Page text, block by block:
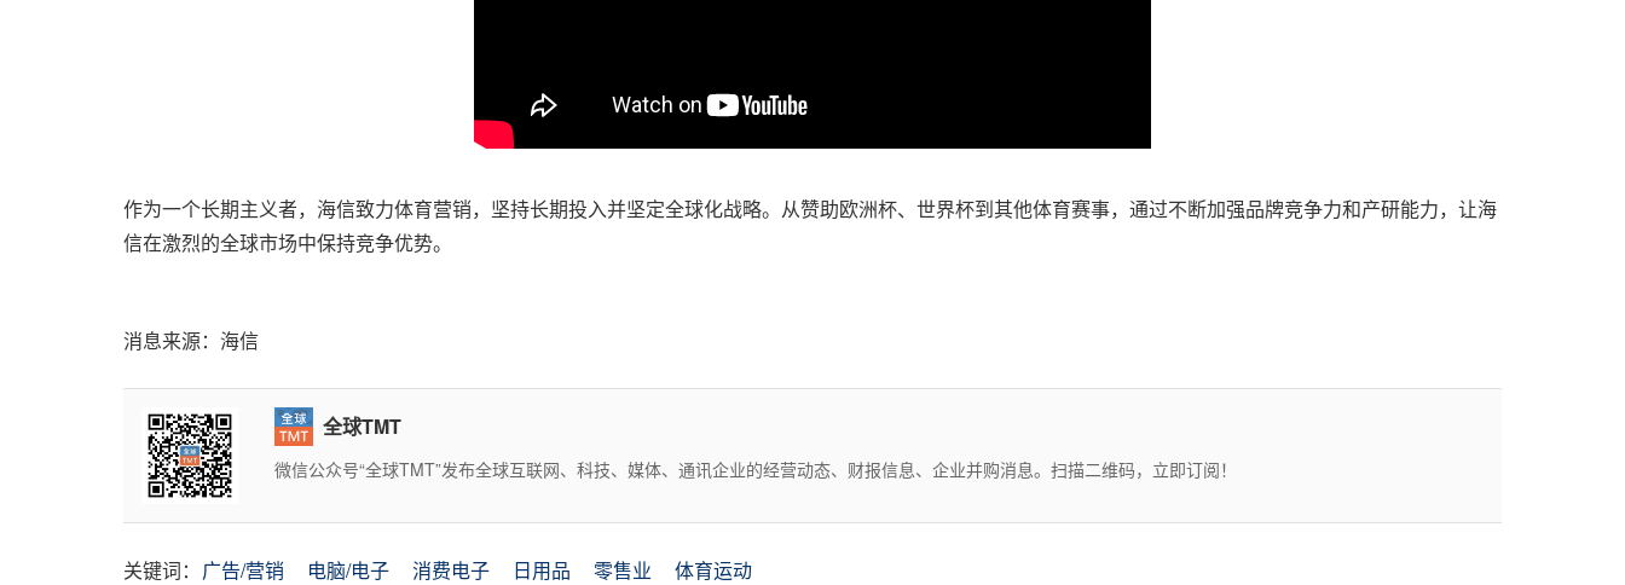
作为一个长期主义者，海信致力体育营销，坚持长期投入并坚定全球化战略。从赞助欧洲杯、世界杯到其他体育赛事，通过不断加强品牌竞争力和产研能力，让海
信在激烈的全球市场中保持竞争优势。
消息来源：海信
全球TMT
微信公众号“全球TMT”发布全球互联网、科技、媒体、通讯企业的经营动态、财报信息、企业并购消息。扫描二维码，立即订阅！
关键词： 广告/营销 电脑/电子 消费电子 日用品 零售业 体育运动